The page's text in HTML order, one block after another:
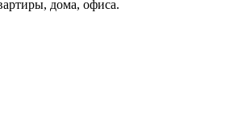
дома, офиса.